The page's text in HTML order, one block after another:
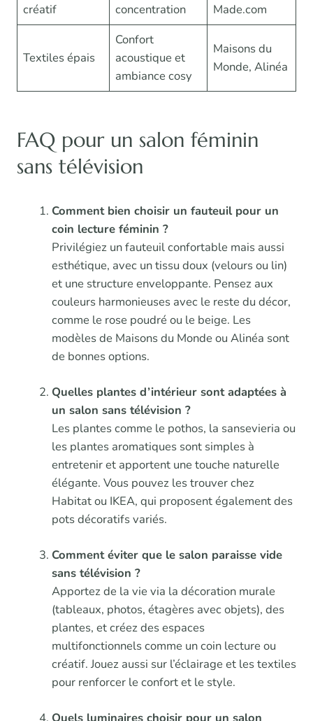
créatif
concentration
Made.com
Textiles épais
Confort
acoustique et
ambiance cosy
Maisons du
Monde, Alinéa
FAQ pour un salon féminin
sans télévision
Comment bien choisir un fauteuil pour un
coin lecture féminin ?
Privilégiez un fauteuil confortable mais aussi
esthétique, avec un tissu doux (velours ou lin)
et une structure enveloppante. Pensez aux
couleurs harmonieuses avec le reste du décor,
comme le rose poudré ou le beige. Les
modèles de Maisons du Monde ou Alinéa sont
de bonnes options.
Quelles plantes d’intérieur sont adaptées à
un salon sans télévision ?
Les plantes comme le pothos, la sansevieria ou
les plantes aromatiques sont simples à
entretenir et apportent une touche naturelle
élégante. Vous pouvez les trouver chez
Habitat ou IKEA, qui proposent également des
pots décoratifs variés.
Comment éviter que le salon paraisse vide
sans télévision ?
Apportez de la vie via la décoration murale
(tableaux, photos, étagères avec objets), des
plantes, et créez des espaces
multifonctionnels comme un coin lecture ou
créatif. Jouez aussi sur l’éclairage et les textiles
pour renforcer le confort et le style.
Quels luminaires choisir pour un salon